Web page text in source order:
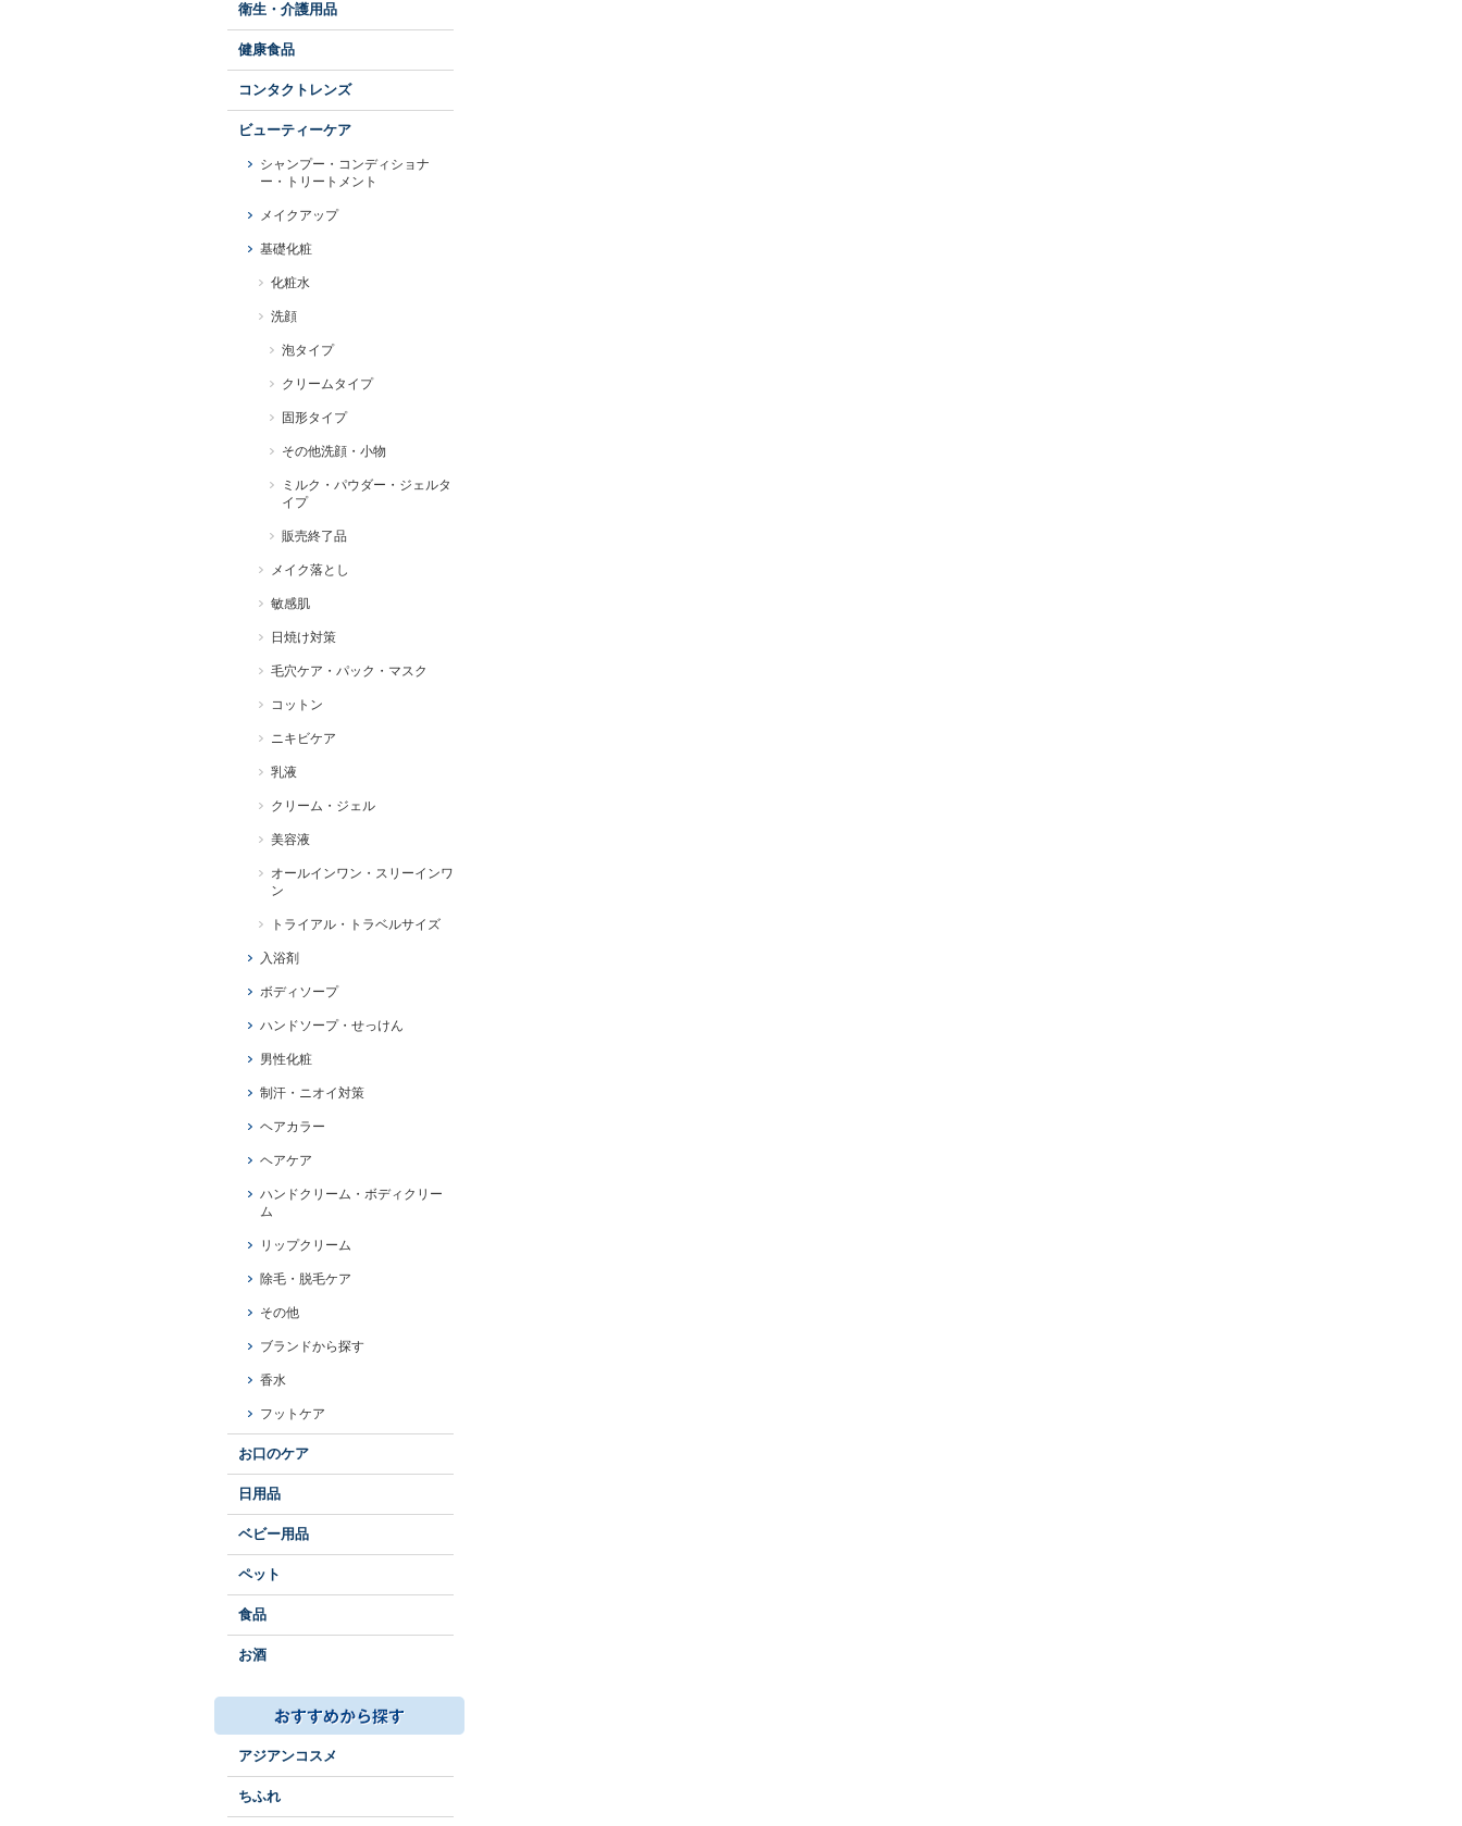
衛生・介護用品
健康食品
コンタクトレンズ
ビューティーケア
シャンプー・コンディショナ
ー・トリートメント
メイクアップ
基礎化粧
化粧水
洗顔
泡タイプ
クリームタイプ
固形タイプ
その他洗顔・小物
ミルク・パウダー・ジェルタ
イプ
販売終了品
メイク落とし
敏感肌
日焼け対策
毛穴ケア・パック・マスク
コットン
ニキビケア
乳液
クリーム・ジェル
美容液
オールインワン・スリーインワ
ン
トライアル・トラベルサイズ
入浴剤
ボディソープ
ハンドソープ・せっけん
男性化粧
制汗・ニオイ対策
ヘアカラー
ヘアケア
ハンドクリーム・ボディクリー
ム
リップクリーム
除毛・脱毛ケア
その他
ブランドから探す
香水
フットケア
お口のケア
日用品
ベビー用品
ペット
食品
お酒
アジアンコスメ
ちふれ